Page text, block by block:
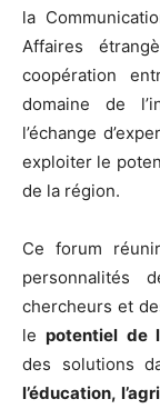
la
Affaires
coopération
domaine de
l’échange
exploiter le
de la région.
Ce forum
personnalités
chercheurs et
lepotentiel de
des solutions
l’éducation,